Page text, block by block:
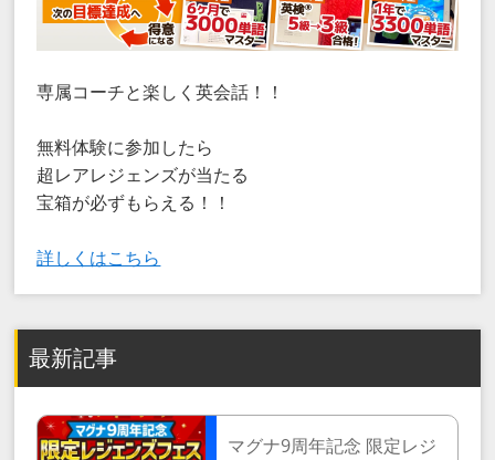
専属コーチと楽しく英会話！！
無料体験に参加したら
超レアレジェンズが当たる
宝箱が必ずもらえる！！
詳しくはこちら
最新記事
マグナ9周年記念 限定レジ